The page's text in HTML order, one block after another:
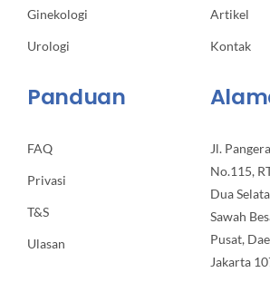
Ginekologi
Urologi
Artikel
Kontak
Panduan
FAQ
Privasi
T&S
Ulasan
Jl.
No.115,
Dua
Sawah
Pusat,
Jakarta